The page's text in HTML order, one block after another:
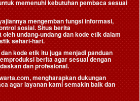
memenuhi kebutuhan pembaca sesuai
mengemban fungsi informasi,
sosial. Situs berita
undang-undang dan kode etik dalam
sehari-hari.
kode etik itu juga menjadi panduan
berita agar sesuai dengan
dan profesional.
mengharapkan dukungan
agar layanan kami semakin baik dan